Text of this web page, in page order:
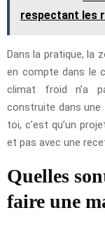
respectant les
Dans la pratique, la
en compte dans le
climat froid n’a
construite dans une
toi, c’est qu’un
et pas avec une
Quelles
faire une